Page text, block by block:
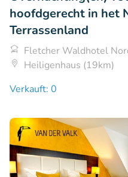
hoofdgerecht in het
Terrassenland
Fletcher Waldhotel
Heiligenhaus (19km)
Verkauft: 0